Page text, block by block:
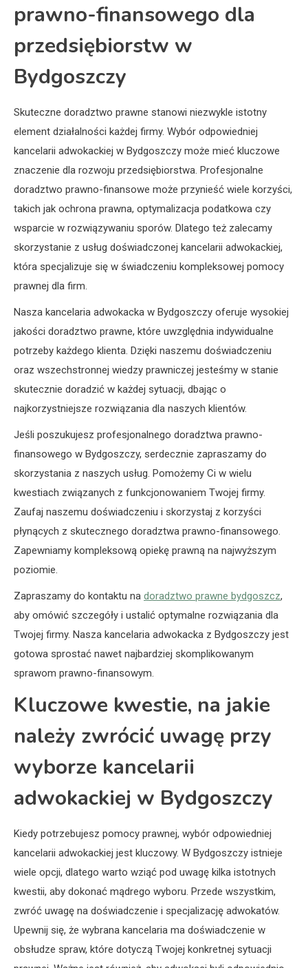
prawno-finansowego dla
przedsiębiorstw w
Bydgoszczy
Skuteczne doradztwo prawne stanowi niezwykle istotny
element działalności każdej firmy. Wybór odpowiedniej
kancelarii adwokackiej w Bydgoszczy może mieć kluczowe
znaczenie dla rozwoju przedsiębiorstwa. Profesjonalne
doradztwo prawno-finansowe może przynieść wiele korzyści,
takich jak ochrona prawna, optymalizacja podatkowa czy
wsparcie w rozwiązywaniu sporów. Dlatego też zalecamy
skorzystanie z usług doświadczonej kancelarii adwokackiej,
która specjalizuje się w świadczeniu kompleksowej pomocy
prawnej dla firm.
Nasza kancelaria adwokacka w Bydgoszczy oferuje wysokiej
jakości doradztwo prawne, które uwzględnia indywidualne
potrzeby każdego klienta. Dzięki naszemu doświadczeniu
oraz wszechstronnej wiedzy prawniczej jesteśmy w stanie
skutecznie doradzić w każdej sytuacji, dbając o
najkorzystniejsze rozwiązania dla naszych klientów.
Jeśli poszukujesz profesjonalnego doradztwa prawno-
finansowego w Bydgoszczy, serdecznie zapraszamy do
skorzystania z naszych usług. Pomożemy Ci w wielu
kwestiach związanych z funkcjonowaniem Twojej firmy.
Zaufaj naszemu doświadczeniu i skorzystaj z korzyści
płynących z skutecznego doradztwa prawno-finansowego.
Zapewniamy kompleksową opiekę prawną na najwyższym
poziomie.
Zapraszamy do kontaktu na doradztwo prawne bydgoszcz,
aby omówić szczegóły i ustalić optymalne rozwiązania dla
Twojej firmy. Nasza kancelaria adwokacka z Bydgoszczy jest
gotowa sprostać nawet najbardziej skomplikowanym
sprawom prawno-finansowym.
Kluczowe kwestie, na jakie
należy zwrócić uwagę przy
wyborze kancelarii
adwokackiej w Bydgoszczy
Kiedy potrzebujesz pomocy prawnej, wybór odpowiedniej
kancelarii adwokackiej jest kluczowy. W Bydgoszczy istnieje
wiele opcji, dlatego warto wziąć pod uwagę kilka istotnych
kwestii, aby dokonać mądrego wyboru. Przede wszystkim,
zwróć uwagę na doświadczenie i specjalizację adwokatów.
Upewnij się, że wybrana kancelaria ma doświadczenie w
obsłudze spraw, które dotyczą Twojej konkretnej sytuacji